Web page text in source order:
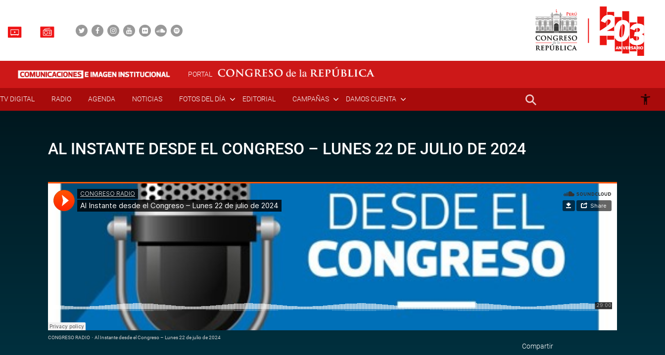
PORTAL
TV DIGITAL RADIO AGENDA NOTICIAS FOTOS DEL DÍA EDITORIAL CAMPAÑAS DAMOS CUENTA
AL INSTANTE DESDE EL CONGRESO – LUNES 22 DE JULIO DE 2024
CONGRESO RADIO · Al Instante desde el Congreso – Lunes 22 de julio de 2024
Compartir